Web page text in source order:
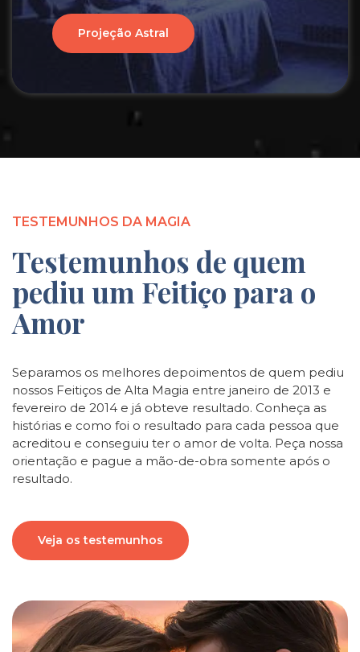
Projeção Astral
TESTEMUNHOS DA MAGIA
Testemunhos de quem
pediu um Feitiço para o
Amor
Separamos os melhores depoimentos de quem pediu
nossos Feitiços de Alta Magia entre janeiro de 2013 e
fevereiro de 2014 e já obteve resultado. Conheça as
histórias e como foi o resultado para cada pessoa que
acreditou e conseguiu ter o amor de volta. Peça nossa
orientação e pague a mão-de-obra somente após o
resultado.
Veja os testemunhos